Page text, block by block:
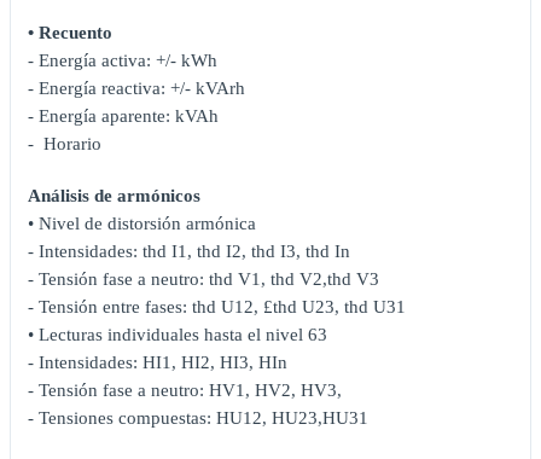
• Recuento
- Energía activa: +/- kWh
- Energía reactiva: +/- kVArh
- Energía aparente: kVAh
- Horario
Análisis de armónicos
• Nivel de distorsión armónica
- Intensidades: thd I1, thd I2, thd I3, thd In
- Tensión fase a neutro: thd V1, thd V2,thd V3
- Tensión entre fases: thd U12, £thd U23, thd U31
• Lecturas individuales hasta el nivel 63
- Intensidades: HI1, HI2, HI3, HIn
- Tensión fase a neutro: HV1, HV2, HV3,
- Tensiones compuestas: HU12, HU23,HU31